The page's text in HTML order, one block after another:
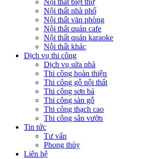
Nội thất biệt thự
Nội thất nhà phố
Nội thất văn phòng
Nội thất quán cafe
Nội thất quán karaoke
Nội thất khác
Dịch vụ thi công
Dịch vụ sửa nhà
Thi công hoàn thiện
Thi công gỗ nội thất
Thi công sơn bả
Thi công sàn gỗ
Thi công thạch cao
Thi công sân vườn
Tin tức
Tư vấn
Phong thủy
Liên hệ